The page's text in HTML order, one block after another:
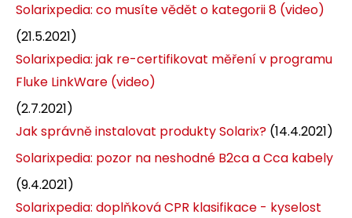
Solarixpedia: co musíte vědět o kategorii 8 (video)
(21.5.2021)
Solarixpedia: jak re-certifikovat měření v programu
Fluke LinkWare (video)
(2.7.2021)
Jak správně instalovat produkty Solarix? (14.4.2021)
Solarixpedia: pozor na neshodné B2ca a Cca kabely
(9.4.2021)
Solarixpedia: doplňková CPR klasifikace - kyselost